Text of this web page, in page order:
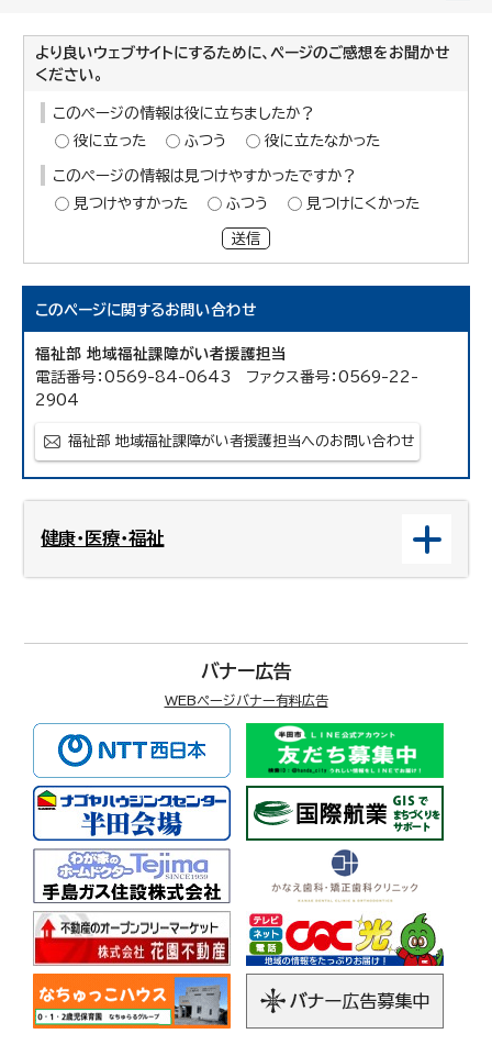
より良いウェブサイトにするために、ページのご感想をお聞かせ
ください。
このページの情報は役に立ちましたか？
役に立った
ふつう 役に立たなかった
このページの情報は見つけやすかったですか？
見つけやすかった
ふつう 見つけにくかった
送信
このページに関するお問い合わせ
福祉部 地域福祉課障がい者援護担当
電話番号：0569-84-0643 ファクス番号：0569-22-
2904
福祉部 地域福祉課障がい者援護担当へのお問い合わせ
健康・医療・福祉
バナー広告
WEBページバナー有料広告